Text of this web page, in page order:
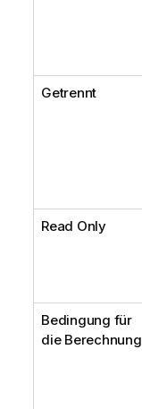
Getrennt
Read Only
Bedingung für
die Berechnung